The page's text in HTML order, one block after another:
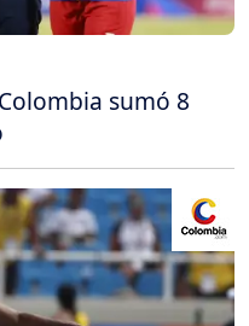
sumó 8